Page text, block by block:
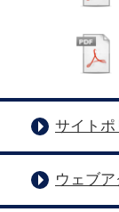
サイトポ
ウェブ